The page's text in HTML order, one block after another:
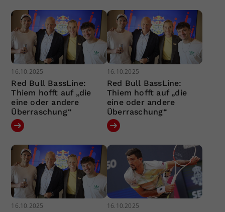
16.10.2025
Red Bull BassLine:
Thiem hofft auf „die
eine oder andere
Überraschung“
16.10.2025
Red Bull BassLine:
Thiem hofft auf „die
eine oder andere
Überraschung“
16.10.2025 16.10.2025